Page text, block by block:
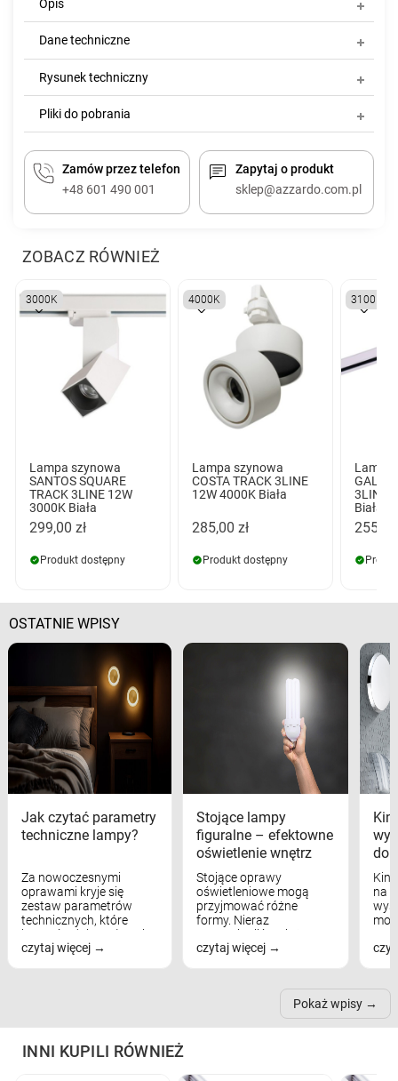
Opis
Dane techniczne
Rysunek techniczny
Pliki do pobrania
Zamów przez telefon
+48 601 490 001
Zapytaj o produkt
sklep@azzardo.com.pl
ZOBACZ RÓWNIEŻ
3000K
Lampa szynowa
SANTOS SQUARE
TRACK 3LINE 12W
3000K Biała
299,00 zł
Produkt dostępny
4000K
Lampa szynowa
COSTA TRACK 3LINE
12W 4000K Biała
285,00 zł
Produkt dostępny
3100K
Lampa
3LINE
Biała
255,00
OSTATNIE WPISY
Jak czytać parametry
techniczne lampy?
Za nowoczesnymi
oprawami kryje się
zestaw parametrów
technicznych, które
bezpośrednio wpływają
na komfort widzenia,
czytaj więcej
Stojące lampy
figuralne – efektowne
oświetlenie wnętrz
Stojące oprawy
oświetleniowe mogą
przyjmować różne
formy. Nieraz
wspominaliśmy już
modele na łukowych
nich może przydać się w
czytaj więcej
na
Pokaż wpisy
INNI KUPILI RÓWNIEŻ